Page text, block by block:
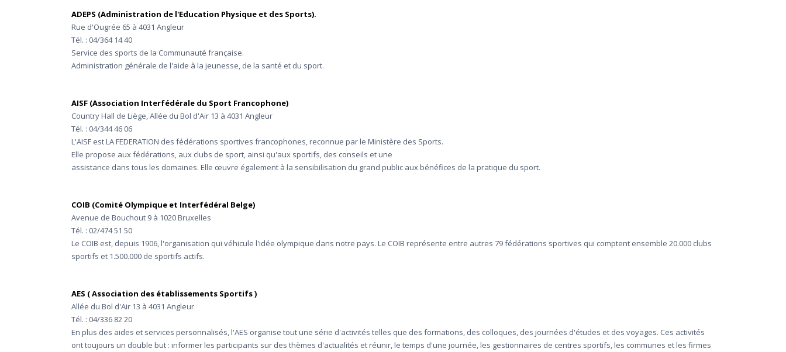
ADEPS (Administration de l'Education Physique et des Sports).
Rue d'Ougrée 65 à 4031 Angleur
Tél. : 04/364 14 40
Service des sports de la Communauté française.
Administration générale de l'aide à la jeunesse, de la santé et du sport.
AISF (Association Interfédérale du Sport Francophone)
Country Hall de Liège, Allée du Bol d'Air 13 à 4031 Angleur
Tél. : 04/344 46 06
L'AISF est LA FEDERATION des fédérations sportives francophones, reconnue par le Ministère des Sports.
Elle propose aux fédérations, aux clubs de sport, ainsi qu'aux sportifs, des conseils et une
assistance dans tous les domaines. Elle œuvre également à la sensibilisation du grand public aux bénéfices de la pratique du sport.
COIB (Comité Olympique et Interfédéral Belge)
Avenue de Bouchout 9 à 1020 Bruxelles
Tél. : 02/474 51 50
Le COIB est, depuis 1906, l'organisation qui véhicule l'idée olympique dans notre pays. Le COIB représente entre autres 79 fédérations sportives qui comptent ensemble 20.000 clubs
sportifs et 1.500.000 de sportifs actifs.
AES ( Association des établissements Sportifs )
Allée du Bol d'Air 13 à 4031 Angleur
Tél. : 04/336 82 20
En plus des aides et services personnalisés, l'AES organise tout une série d'activités telles que des formations, des colloques, des journées d'études et des voyages. Ces activités
ont toujours un double but : informer les participants sur des thèmes d'actualités et réunir, le temps d'une journée, les gestionnaires de centres sportifs, les communes et les firmes